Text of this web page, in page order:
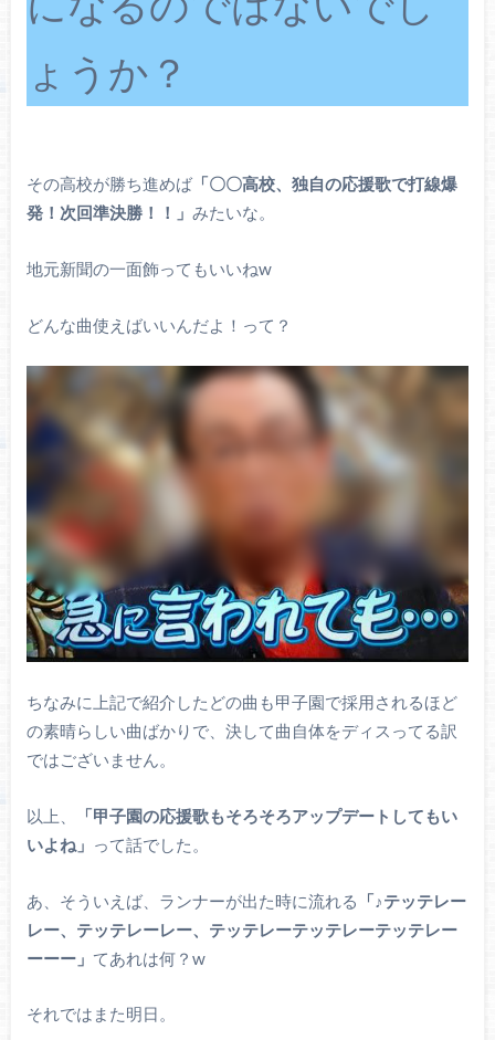
ょうか？
その高校が勝ち進めば「〇〇高校、独自の応援歌で打線爆
発！次回準決勝！！」 みたいな。
地元新聞の一面飾ってもいいねw
どんな曲使えばいいんだよ！って？
ちなみに上記で紹介したどの曲も甲子園で採用されるほど
の素晴らしい曲ばかりで、決して曲自体をディスってる訳
ではございません。
以上、
「甲子園の応援歌もそろそろアップデートしてもい
いよね」 って話でした。
あ、そういえば、ランナーが出た時に流れる 「♪テッテレー
レー、テッテレーレー、テッテレーテッテレーテッテレー
ーーー」 てあれは何？w
それではまた明日。